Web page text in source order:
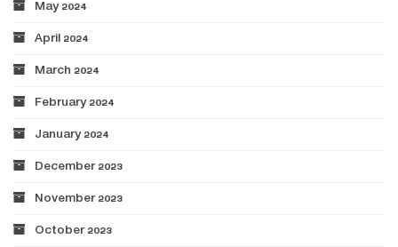
May 2024
April 2024
March 2024
February 2024
January 2024
December 2023
November 2023
October 2023